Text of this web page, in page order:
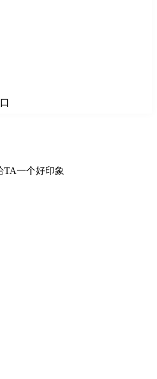
TA一个好印象